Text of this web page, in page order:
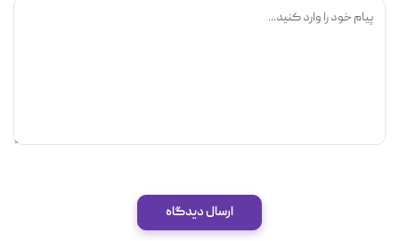
ارسال دیدگاه